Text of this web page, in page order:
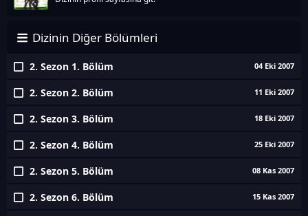
Dizinin Diğer Bölümleri
2. Sezon 1. Bölüm 04 Eki 2007
2. Sezon 2. Bölüm 11 Eki 2007
2. Sezon 3. Bölüm 18 Eki 2007
2. Sezon 4. Bölüm 25 Eki 2007
2. Sezon 5. Bölüm 08 Kas 2007
2. Sezon 6. Bölüm 15 Kas 2007